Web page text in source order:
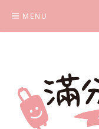
content
MENU